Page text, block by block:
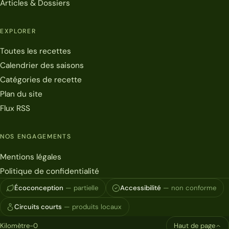
Articles & Dossiers
EXPLORER
Toutes les recettes
Calendrier des saisons
Catégories de recette
Plan du site
Flux RSS
NOS ENGAGEMENTS
Mentions légales
Politique de confidentialité
Écoconception — partielle Accessibilité — non conforme
Circuits courts — produits locaux
Kilomètre-0 Haut de page